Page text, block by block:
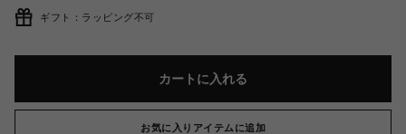
ギフト：ラッピング不可
カートに入れる
お気に入りアイテムに追加